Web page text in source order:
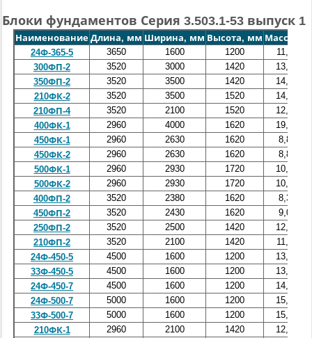
Блоки фундаментов Серия 3.503.1-53 выпуск 1
Наименование Длина, мм Ширина, мм Высота, мм Масса, т
24Ф-365-5
3650 1600 1200
11,8
300ФП-2
3520 3000 1420
13,3
350ФП-2
3520 3500 1420
14,5
210ФК-2
3520 3500 1520
14,0
210ФП-4
3520 2100 1520
12,0
400ФК-1
2960 4000 1620
19,5
450ФК-1
2960 2630 1620
8,8
450ФК-2
2960 2630 1620
8,8
500ФК-1
2960 2930 1720
10,3
500ФК-2
2960 2930 1720
10,3
400ФП-2
3520 2380 1620
8,3
450ФП-2
3520 2430 1620
9,0
250ФП-2
3520 2500 1420
12,3
210ФП-2
3520 2100 1420
11,0
24Ф-450-5
4500 1600 1200
13,2
33Ф-450-5
4500 1600 1200
13,2
24Ф-450-7
4500 1600 1200
14,2
24Ф-500-7
5000 1600 1200
15,2
33Ф-500-7
5000 1600 1200
15,2
210ФК-1
2960 2100 1420
12,5